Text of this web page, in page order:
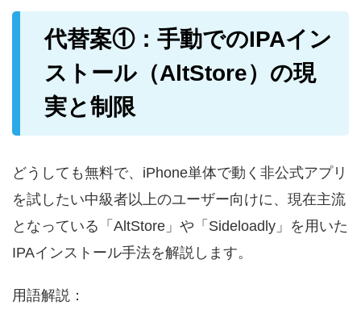
代替案①：手動でのIPAイン
ストール（AltStore）の現
実と制限
どうしても無料で、iPhone単体で動く非公式アプリ
を試したい中級者以上のユーザー向けに、現在主流
となっている「AltStore」や「Sideloadly」を用いた
IPAインストール手法を解説します。
用語解説：